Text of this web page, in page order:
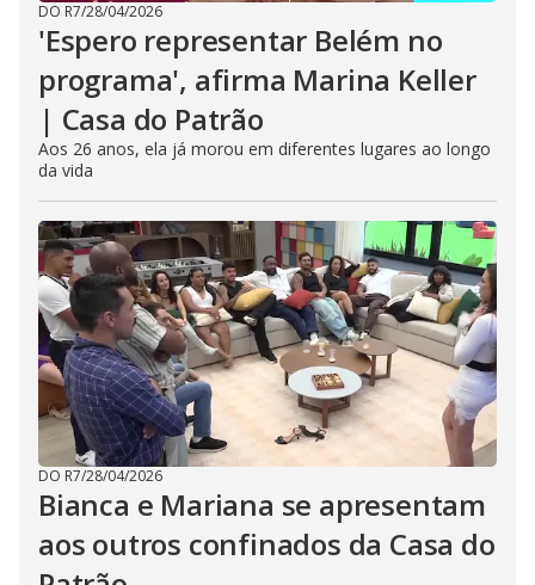
DO R7/28/04/2026
'Espero representar Belém no
programa', afirma Marina Keller
| Casa do Patrão
Aos 26 anos, ela já morou em diferentes lugares ao longo
da vida
DO R7/28/04/2026
Bianca e Mariana se apresentam
aos outros confinados da Casa do